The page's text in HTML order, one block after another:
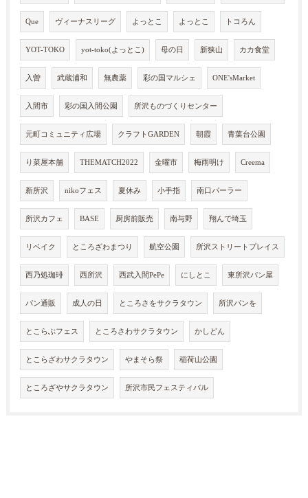
Que ヴィーナスリーグ よっとこ よっとこ トコろん
YOT-TOKO yot-toko(よっとこ) 母の日 新狭山 カカ食堂
入曽 武蔵浦和 無農薬 彩の国マルシェ ONE'sMarket
入間市 彩の国入間公園 所沢ものづくりセンター
元町コミュニティ広場 クラフトGARDEN 朝霞 青葉台公園
り菜屋本舗 THEMATCH2022 金曜市 梅雨明け Creema
新所沢 nikoフェス 夏休み 小手指 南口パーラー
所沢カフェ BASE 厨房前販売 南与野 翔んで埼玉
リベイク ところざわまつり 航空公園 所沢ストリートプレイス
西乃処珈琲 西所沢 西武入間PePe にしとこ 東所沢パン屋
パン通販 成人の日 ところさをサクラタウン 所沢パンを
とこらぶフェス ところさわサクラタウン かしどん
とこらざわサクラタウン やまそら祭 稲荷山公園
ところざやサクラタウン 所沢市民フェスティバル